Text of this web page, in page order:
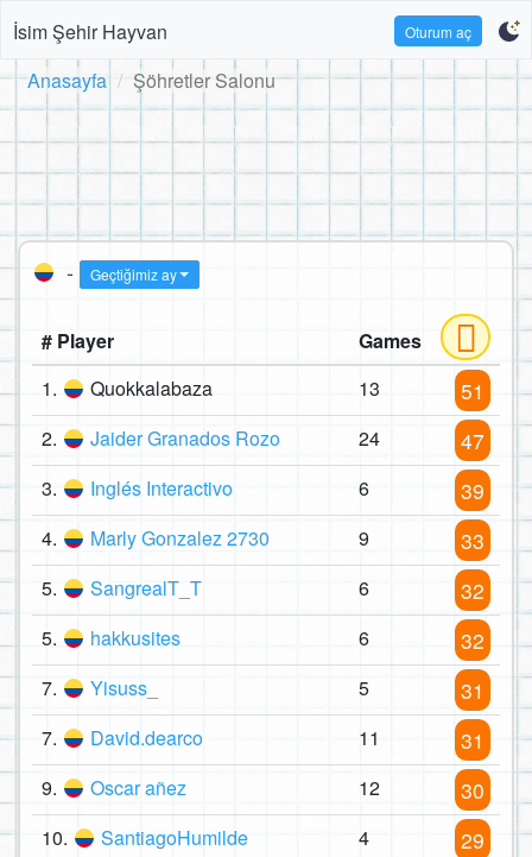
İsim Şehir Hayvan Oturum aç
Anasayfa Şöhretler Salonu
- Geçtiğimiz ay
# Player
Games
1.
Quokkalabaza 13 51
2. Jaider Granados Rozo 24 47
3. Inglés Interactivo 6 39
4. Marly Gonzalez 2730 9 33
5. SangrealT_T 6 32
5. hakkusites 6 32
7. Yisuss_ 5 31
7. David.dearco 11 31
9. Oscar añez 12 30
10. SantiagoHumilde 4 29